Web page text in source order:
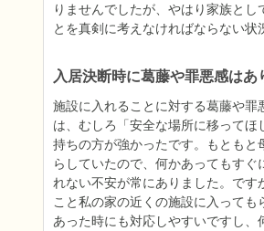
りませんでしたが、やはり家族とし
とを真剣に考えなければならない状
入居決断時に葛藤や罪悪感はあ
施設に入れることに対する葛藤や罪
は、むしろ「安全な場所に移ってほ
持ちの方が強かったです。もともと
らしていたので、何かあってもすぐ
れない不安が常にありました。です
こと私の家の近くの施設に入っても
あった時にも対応しやすいですし、